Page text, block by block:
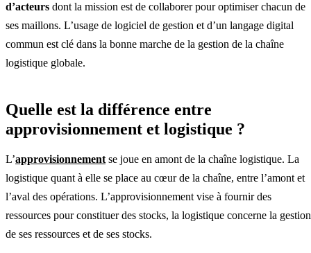
d’acteurs dont la mission est de collaborer pour optimiser chacun de
ses maillons. L’usage de logiciel de gestion et d’un langage digital
commun est clé dans la bonne marche de la gestion de la chaîne
logistique globale.
Quelle est la différence entre
approvisionnement et logistique ?
L’approvisionnement se joue en amont de la chaîne logistique. La
logistique quant à elle se place au cœur de la chaîne, entre l’amont et
l’aval des opérations. L’approvisionnement vise à fournir des
ressources pour constituer des stocks, la logistique concerne la gestion
de ses ressources et de ses stocks.